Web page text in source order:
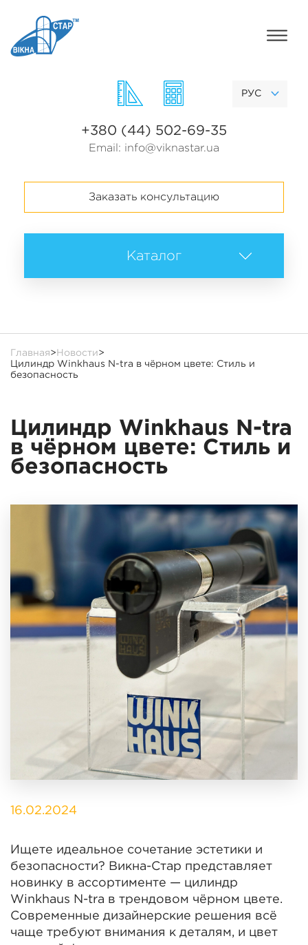
РУС
+380 (44) 502-69-35
Email: info@viknastar.ua
Заказать консультацию
Каталог
Главная> Новости>
Цилиндр Winkhaus N-tra в чёрном цвете: Стиль и
безопасность
Цилиндр Winkhaus N-tra
в чёрном цвете: Стиль и
безопасность
16.02.2024
Ищете идеальное сочетание эстетики и
безопасности? Викна-Стар представляет
новинку в ассортименте — цилиндр
Winkhaus N-tra в трендовом чёрном цвете.
Современные дизайнерские решения всё
чаще требуют внимания к деталям, и цвет